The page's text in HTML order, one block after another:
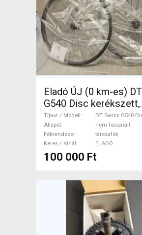
Eladó ÚJ (0 km-es)
G540 Disc kerékszett,
Gravel/Endurance
Számlás, garanciális
G540 Disc Országúti /
Triatlon Alkatrész,
Kerék / Felni / Gumi
Típus / Modell
DT Swiss G540
Állapot
nem használt
Fékrendszer
tárcsafék
Keres / Kínál
ELADÓ
100 000 Ft